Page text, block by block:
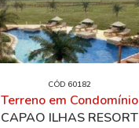
CÓD 60182
Terreno em Condomínio
CAPÃO ILHAS RESORT